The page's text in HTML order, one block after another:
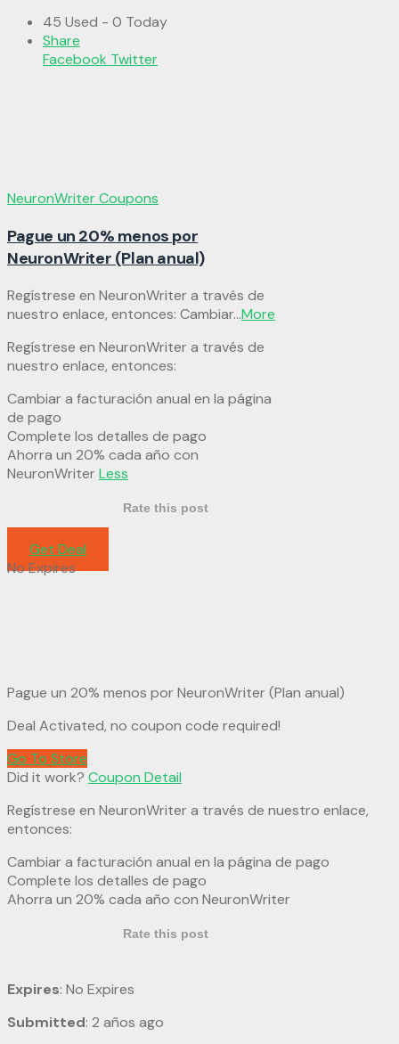
45 Used - 0 Today
Share
Facebook Twitter
NeuronWriter Coupons
Pague un 20% menos por
NeuronWriter (Plan anual)
Regístrese en NeuronWriter a través de
nuestro enlace, entonces: Cambiar...More
Regístrese en NeuronWriter a través de
nuestro enlace, entonces:
Cambiar a facturación anual en la página
de pago
Complete los detalles de pago
Ahorra un 20% cada año con
NeuronWriterLess
Rate this post
Get Deal
No Expires
Pague un 20% menos por NeuronWriter (Plan anual)
Deal Activated, no coupon code required!
Go To Store
Did it work? Coupon Detail
Regístrese en NeuronWriter a través de nuestro enlace,
entonces:
Cambiar a facturación anual en la página de pago
Complete los detalles de pago
Ahorra un 20% cada año con NeuronWriter
Rate this post
Expires: No Expires
Submitted: 2 años ago